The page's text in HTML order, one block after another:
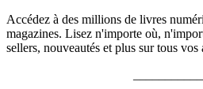
Accédez à des millions de livres
magazines. Lisez n'importe où,
sellers, nouveautés et plus sur tous vos